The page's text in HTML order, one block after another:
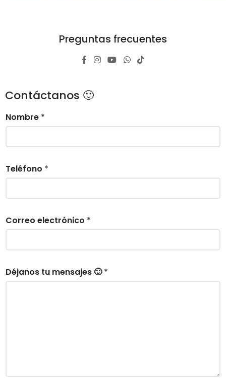
Preguntas frecuentes
Contáctanos 🙂
Nombre *
Teléfono *
Correo electrónico *
Déjanos tu mensajes 🙂*